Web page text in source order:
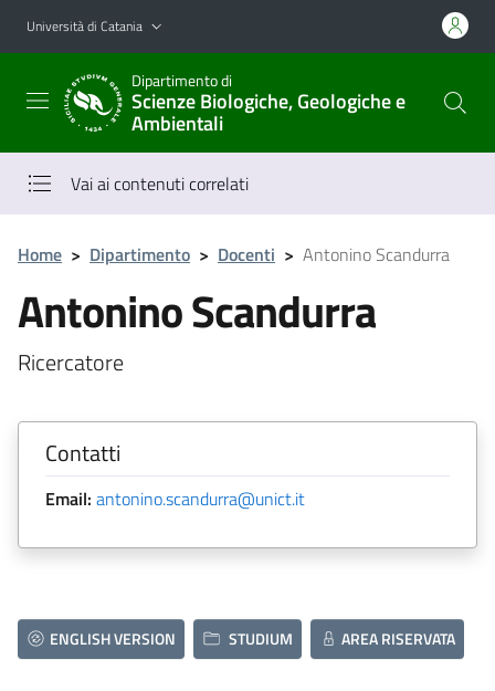
Vai al contenuto principale
Vai al menu di navigazione
Università di Catania
Dipartimento di
Scienze Biologiche, Geologiche e
Ambientali
Vai ai contenuti correlati
Home > Dipartimento > Docenti > Antonino Scandurra
Antonino Scandurra
Ricercatore
Contatti
Email: antonino.scandurra@unict.it
ENGLISH VERSION STUDIUM AREA RISERVATA